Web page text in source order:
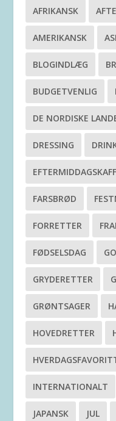
AFRIKANSK
AMERIKANSK
BLOGINDLÆG
BUDGETVENLIG
DE NORDISKE
DRESSING
FARSBRØD
FORRETTER
FØDSELSDAG
GRYDERETTER
GRØNTSAGER
HOVEDRETTER
INTERNATIONALT
JAPANSK JUL